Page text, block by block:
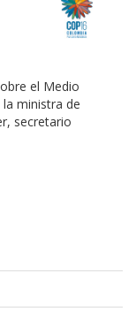
el Medio
ministra de
secretario